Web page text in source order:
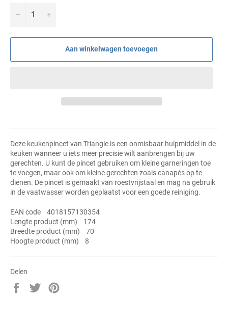
− +
Aan winkelwagen toevoegen
Deze keukenpincet van Triangle is een onmisbaar hulpmiddel in de
keuken wanneer u iets meer precisie wilt aanbrengen bij uw
gerechten. U kunt de pincet gebruiken om kleine garneringen toe
te voegen, maar ook om kleine gerechten zoals canapés op te
dienen. De pincet is gemaakt van roestvrijstaal en mag na gebruik
in de vaatwasser worden geplaatst voor een goede reiniging.
EAN code 4018157130354
Lengte product (mm) 174
Breedte product (mm) 70
Hoogte product (mm) 8
Delen
Delen
Twitteren